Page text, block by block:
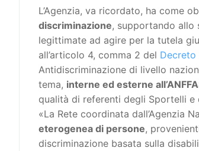
L’Agenzia, va ricordato, ha come
discriminazione, supportando allo
legittimate ad agire per la tutela
all’articolo 4, comma 2 del Decreto
Antidiscriminazione di livello
tema, interne ed esterne
qualità di referenti degli Sportelli e
«La Rete coordinata dall’Agenzia
eterogenea di persone,
discriminazione basata sulla